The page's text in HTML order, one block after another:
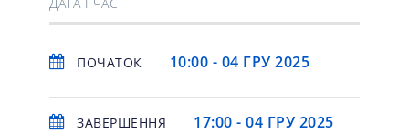
ПОЧАТОК 10:00 - 04 ГРУ 2025
ЗАВЕРШЕННЯ 17:00 - 04 ГРУ 2025